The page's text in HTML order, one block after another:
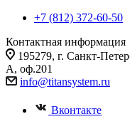
+7 (812) 372-60-50
Контактная информация
195279, г. Санкт-
А, оф.201
info@titansystem.ru
Вконтакте